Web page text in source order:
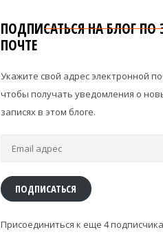
ПОДПИСАТЬСЯ НА БЛОГ ПО
ПОЧТЕ
Укажите свой адрес электронной
чтобы получать уведомления о
записях в этом блоге.
ПОДПИСАТЬСЯ
Присоединиться к еще 4